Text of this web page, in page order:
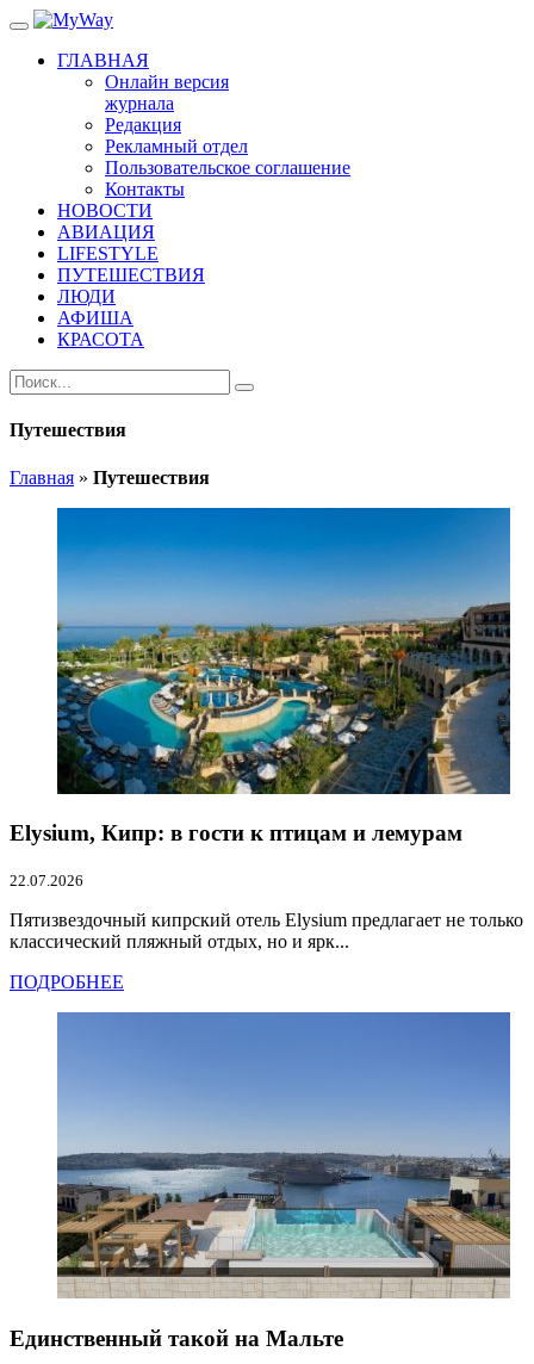
ГЛАВНАЯ
Онлайн версия
журнала
Редакция
Рекламный отдел
Пользовательское соглашение
Контакты
НОВОСТИ
АВИАЦИЯ
LIFESTYLE
ПУТЕШЕСТВИЯ
ЛЮДИ
АФИША
КРАСОТА
Путешествия
Главная » Путешествия
Elysium, Кипр: в гости к птицам и лемурам
22.07.2026
Пятизвездочный кипрский отель Elysium предлагает не только
классический пляжный отдых, но и ярк...
ПОДРОБНЕЕ
Единственный такой на Мальте